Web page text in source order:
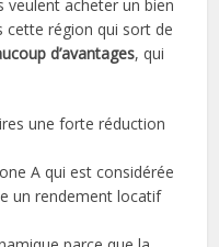
veulent acheter un bien
région qui sort de
d’avantages, qui
une forte réduction
A qui est considérée
un rendement locatif